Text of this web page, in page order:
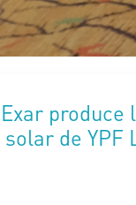
produce
de YPF